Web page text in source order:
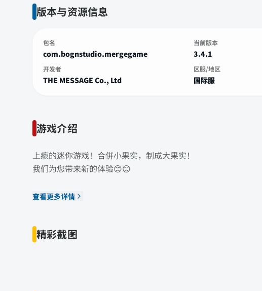
版本与资源信息
包名
com.bognstudio.mergegame
当前版本
3.4.1
开发者
THE MESSAGE Co., Ltd
区服/地区
国际服
游戏介绍
上瘾的迷你游戏！合併小果实，制成大果实！
我们为您带来新的体验😊😊
查看更多详情
精彩截图